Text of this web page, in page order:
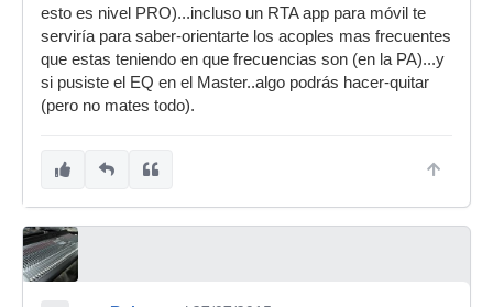
esto es nivel PRO)...incluso un RTA app para móvil te
serviría para saber-orientarte los acoples mas frecuentes
que estas teniendo en que frecuencias son (en la PA)...y
si pusiste el EQ en el Master..algo podrás hacer-quitar
(pero no mates todo).